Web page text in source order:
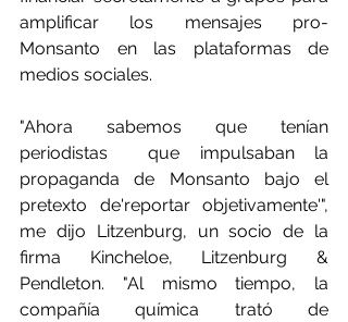
amplificar los mensajes pro-
Monsanto en las plataformas de
medios sociales.
"Ahora sabemos que tenían
periodistas  que impulsaban la
propaganda de Monsanto bajo el
pretexto de'reportar objetivamente'",
me dijo Litzenburg, un socio de la
firma Kincheloe, Litzenburg &
Pendleton. "Al mismo tiempo, la
compañía química trató de